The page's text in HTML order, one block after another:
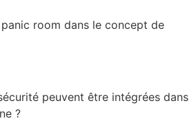
room dans le concept de
peuvent être intégrées dans
?